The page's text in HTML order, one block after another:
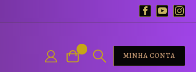
MINHA CONTA